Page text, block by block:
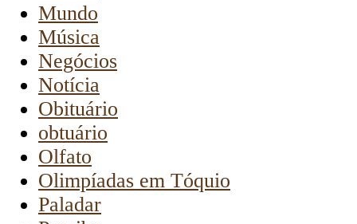
Mundo
Música
Negócios
Notícia
Obituário
obtuário
Olfato
Olimpíadas em Tóquio
Paladar